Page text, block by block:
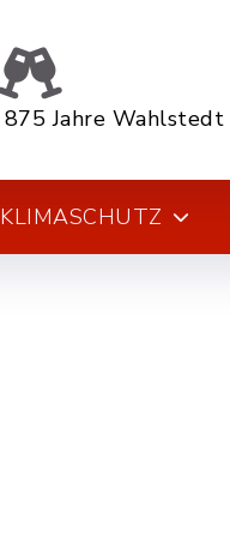
875 Jahre Wahlstedt
KLIMASCHUTZ